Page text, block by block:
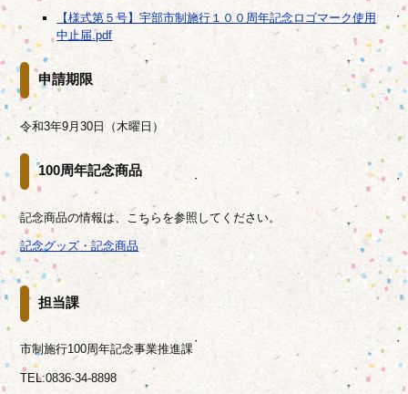
【様式第５号】宇部市制施行１００周年記念ロゴマーク使用
中止届.pdf
申請期限
令和3年9月30日（木曜日）
100周年記念商品
記念商品の情報は、こちらを参照してください。
記念グッズ・記念商品
担当課
市制施行100周年記念事業推進課
TEL:0836-34-8898